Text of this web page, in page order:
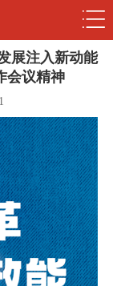
展注入新动能
会议精神